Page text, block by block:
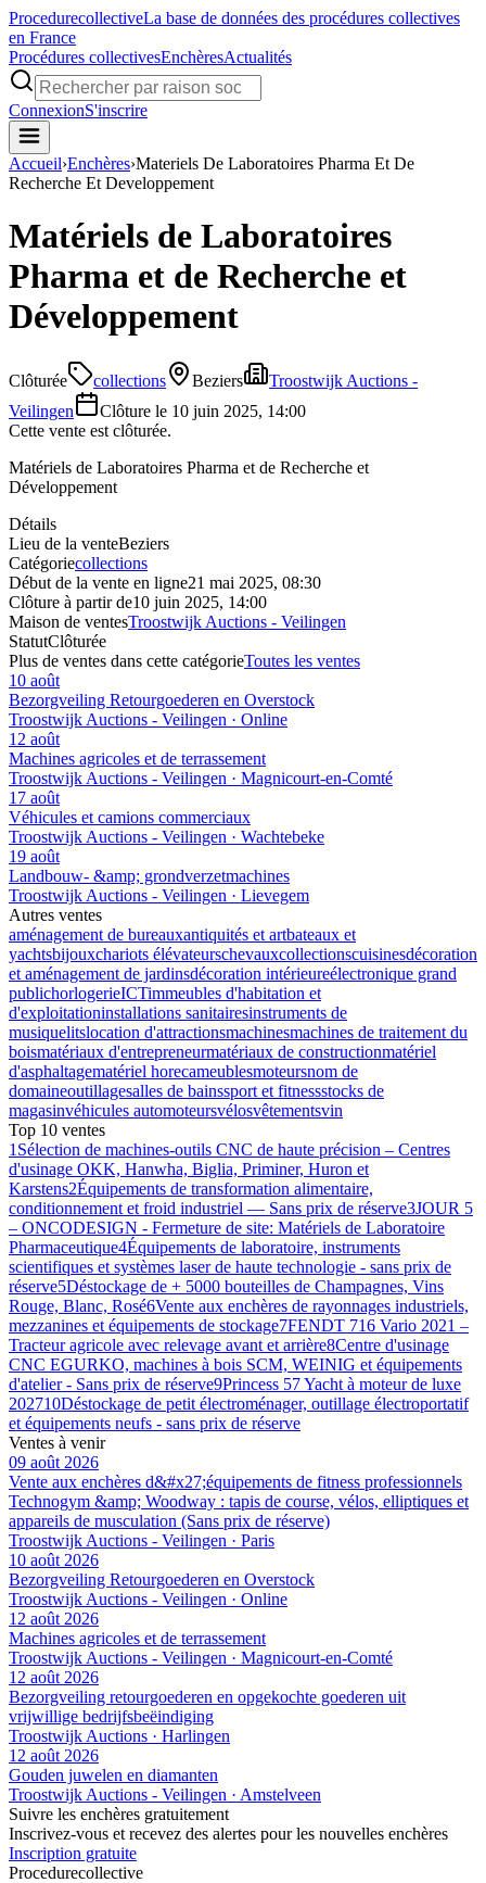
ProcedurecollectiveLa base de données des procédures collectives
en France
Procédures collectivesEnchèresActualités
ConnexionS'inscrire
Accueil›Enchères›Materiels De Laboratoires Pharma Et De
Recherche Et Developpement
Matériels de Laboratoires
Pharma et de Recherche et
Développement
Clôturée collections Beziers
Troostwijk Auctions -
Veilingen
Clôture le 10 juin 2025, 14:00
Cette vente est clôturée.
Matériels de Laboratoires Pharma et de Recherche et
Développement
Détails
Lieu de la venteBeziers
Catégoriecollections
Début de la vente en ligne21 mai 2025, 08:30
Clôture à partir de10 juin 2025, 14:00
Maison de ventesTroostwijk Auctions - Veilingen
StatutClôturée
Plus de ventes dans cette catégorieToutes les ventes
10 août
Bezorgveiling Retourgoederen en Overstock
Troostwijk Auctions - Veilingen · Online
12 août
Machines agricoles et de terrassement
Troostwijk Auctions - Veilingen · Magnicourt-en-Comté
17 août
Véhicules et camions commerciaux
Troostwijk Auctions - Veilingen · Wachtebeke
19 août
Landbouw- &amp; grondverzetmachines
Troostwijk Auctions - Veilingen · Lievegem
Autres ventes
aménagement de bureauxantiquités et artbateaux et
yachtsbijouxchariots élévateurschevauxcollectionscuisinesdécoration
et aménagement de jardinsdécoration intérieureélectronique grand
publichorlogerieICTimmeubles d'habitation et
d'exploitationinstallations sanitairesinstruments de
musiquelitslocation d'attractionsmachinesmachines de traitement du
boismatériaux d'entrepreneurmatériaux de constructionmatériel
d'asphaltagematériel horecameublesmoteursnom de
domaineoutillagesalles de bainssport et fitnessstocks de
magasinvéhicules automoteursvélosvêtementsvin
Top 10 ventes
1 Sélection de machines-outils CNC de haute précision – Centres
d'usinage OKK, Hanwha, Biglia, Priminer, Huron et
Karstens2Équipements de transformation alimentaire,
conditionnement et froid industriel — Sans prix de réserve3JOUR 5
– ONCODESIGN - Fermeture de site: Matériels de Laboratoire
Pharmaceutique4Équipements de laboratoire, instruments
scientifiques et systèmes laser de haute technologie - sans prix de
réserve5Déstockage de + 5000 bouteilles de Champagnes, Vins
Rouge, Blanc, Rosé6Vente aux enchères de rayonnages industriels,
mezzanines et équipements de stockage7FENDT 716 Vario 2021 –
Tracteur agricole avec relevage avant et arrière8Centre d'usinage
CNC EGURKO, machines à bois SCM, WEINIG et équipements
d'atelier - Sans prix de réserve9Princess 57 Yacht à moteur de luxe
202710Déstockage de petit électroménager, outillage électroportatif
et équipements neufs - sans prix de réserve
Ventes à venir
09 août 2026
Vente aux enchères d&#x27;équipements de fitness professionnels
Technogym &amp; Woodway : tapis de course, vélos, elliptiques et
appareils de musculation (Sans prix de réserve)
Troostwijk Auctions - Veilingen · Paris
10 août 2026
Bezorgveiling Retourgoederen en Overstock
Troostwijk Auctions - Veilingen · Online
12 août 2026
Machines agricoles et de terrassement
Troostwijk Auctions - Veilingen · Magnicourt-en-Comté
12 août 2026
Bezorgveiling retourgoederen en opgekochte goederen uit
vrijwillige bedrijfsbeëindiging
Troostwijk Auctions · Harlingen
12 août 2026
Gouden juwelen en diamanten
Troostwijk Auctions - Veilingen · Amstelveen
Suivre les enchères gratuitement
Inscrivez-vous et recevez des alertes pour les nouvelles enchères
Inscription gratuite
Procedurecollective